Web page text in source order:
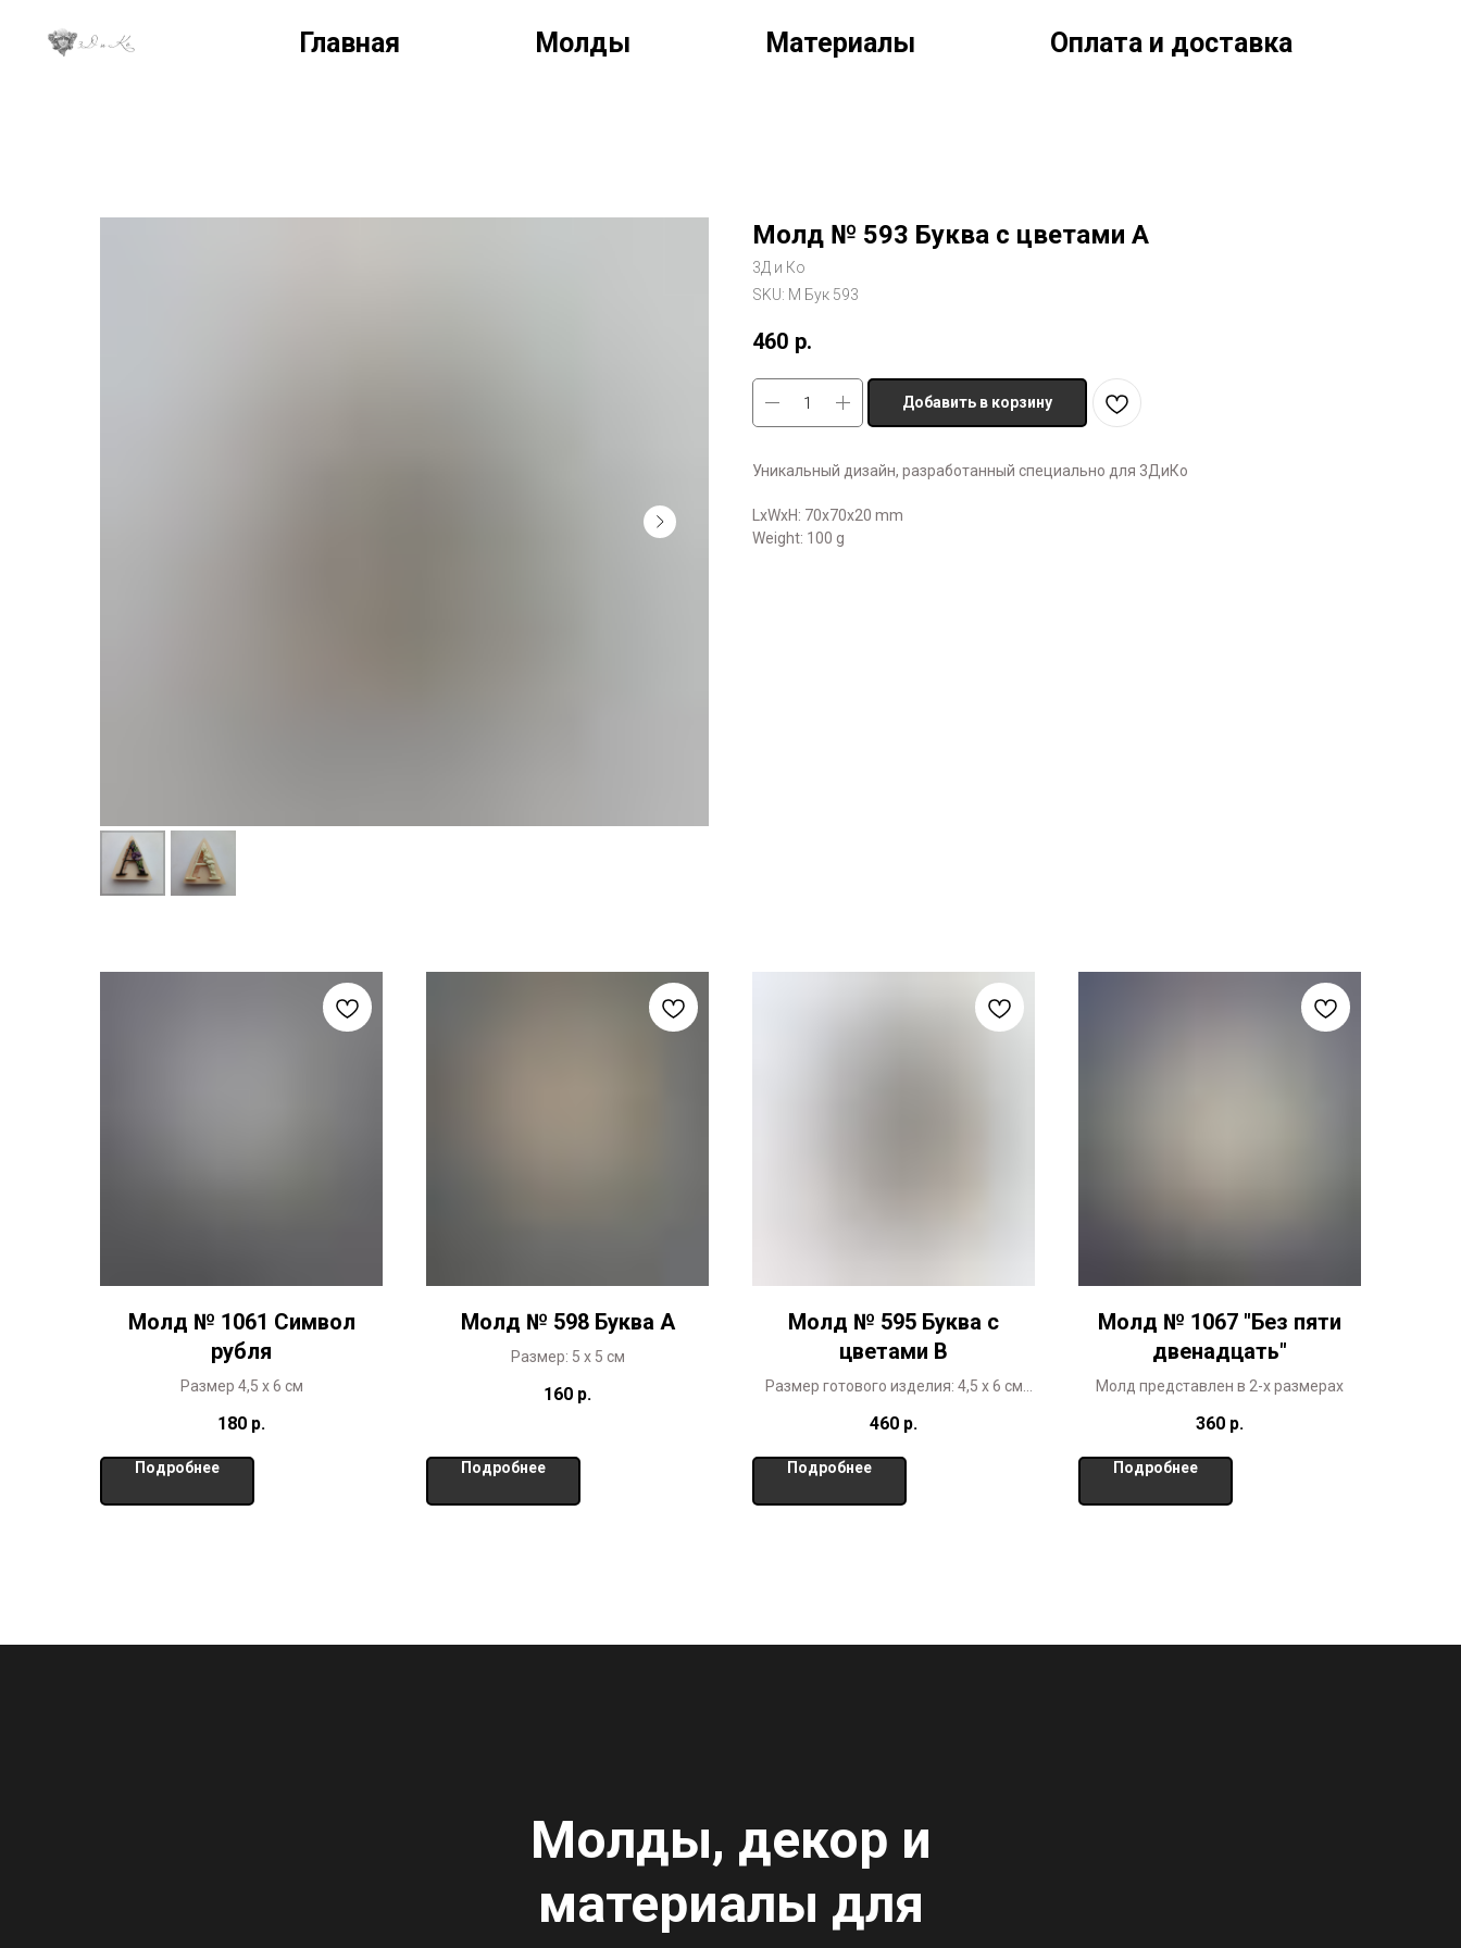
Главная Молды Материалы Оплата и доставка
Молд № 593 Буква с цветами А
3Д и Ко
SKU: М Бук 593
460 р.
Добавить в корзину
Уникальный дизайн, разработанный специально для 3ДиКо
LxWxH: 70x70x20 mm
Weight: 100 g
Молд № 1061 Символ
рубля
Размер 4,5 х 6 см
180 р.
Подробнее
Молд № 598 Буква А
Размер: 5 х 5 см
160 р.
Подробнее
Молд № 595 Буква с
цветами В
Размер готового изделия: 4,5 х 6 см
специально для 3ДиКо
460 р.
Подробнее
Молд № 1067 "Без пяти
двенадцать"
Молд представлен в 2-х размерах
360 р.
Подробнее
Молды, декор и
материалы для